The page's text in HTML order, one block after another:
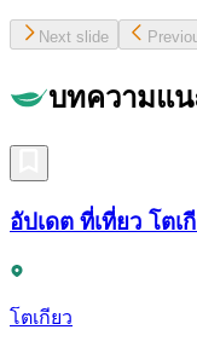
Next slide
บทความแ
อัปเดต ที่เที่ยว โต
โตเกียว